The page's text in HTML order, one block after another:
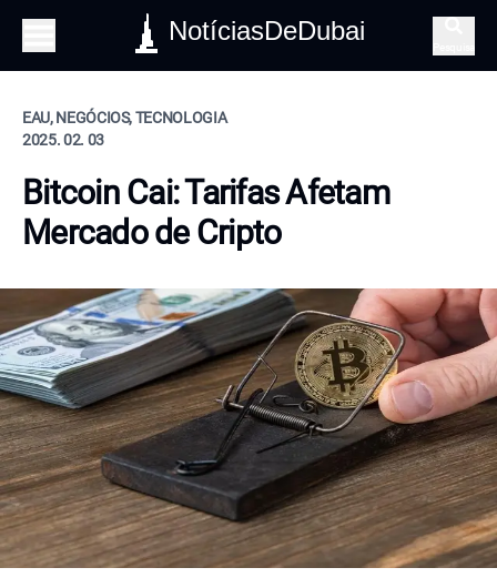
NotíciasDeDubai
EAU, NEGÓCIOS, TECNOLOGIA
2025. 02. 03
Bitcoin Cai: Tarifas Afetam
Mercado de Cripto